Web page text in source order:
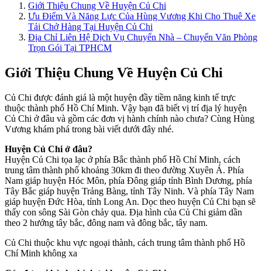
Giới Thiệu Chung Về Huyện Củ Chi
Ưu Điểm Và Năng Lực Của Hùng Vương Khi Cho Thuê Xe
Tải Chở Hàng Tại Huyện Củ Chi
Địa Chỉ Liên Hệ Dịch Vụ Chuyển Nhà – Chuyển Văn Phòng
Trọn Gói Tại TPHCM
Giới Thiệu Chung Về Huyện Củ Chi
Củ Chi được đánh giá là một huyện đầy tiềm năng kinh tế trực
thuộc thành phố Hồ Chí Minh. Vậy bạn đã biết vị trí địa lý huyện
Củ Chi ở đâu và gồm các đơn vị hành chính nào chưa? Cùng Hùng
Vương khám phá trong bài viết dưới đây nhé.
Huyện Củ Chi ở đâu?
Huyện Củ Chi tọa lạc ở phía Bắc thành phố Hồ Chí Minh, cách
trung tâm thành phố khoảng 30km đi theo đường Xuyên Á. Phía
Nam giáp huyện Hóc Môn, phía Đông giáp tỉnh Bình Dương, phía
Tây Bắc giáp huyện Trảng Bàng, tỉnh Tây Ninh. Và phía Tây Nam
giáp huyện Đức Hòa, tỉnh Long An. Dọc theo huyện Củ Chi bạn sẽ
thấy con sông Sài Gòn chảy qua. Địa hình của Củ Chi giảm dần
theo 2 hướng tây bắc, đông nam và đông bắc, tây nam.
Củ Chi thuộc khu vực ngoại thành, cách trung tâm thành phố Hồ
Chí Minh không xa